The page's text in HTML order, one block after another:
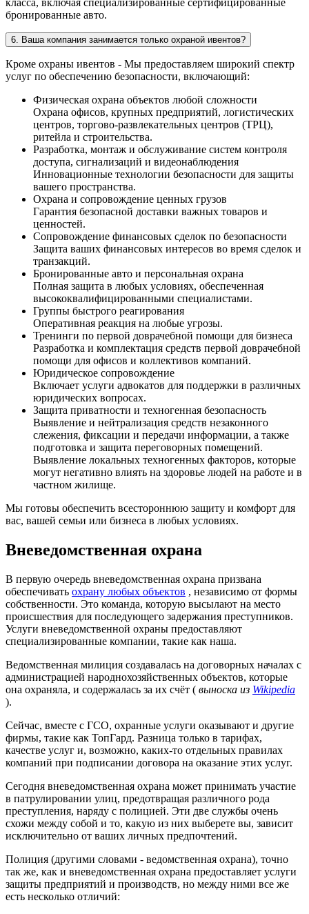
класса, включая специализированные сертифицированные
бронированные авто.
6. Ваша компания занимается только охраной ивентов?
Кроме охраны ивентов - Мы предоставляем широкий спектр
услуг по обеспечению безопасности, включающий:
Физическая охрана объектов любой сложности
Охрана офисов, крупных предприятий, логистических
центров, торгово-развлекательных центров (ТРЦ),
ритейла и строительства.
Разработка, монтаж и обслуживание систем контроля
доступа, сигнализаций и видеонаблюдения
Инновационные технологии безопасности для защиты
вашего пространства.
Охрана и сопровождение ценных грузов
Гарантия безопасной доставки важных товаров и
ценностей.
Сопровождение финансовых сделок по безопасности
Защита ваших финансовых интересов во время сделок и
транзакций.
Бронированные авто и персональная охрана
Полная защита в любых условиях, обеспеченная
высококвалифицированными специалистами.
Группы быстрого реагирования
Оперативная реакция на любые угрозы.
Тренинги по первой доврачебной помощи для бизнеса
Разработка и комплектация средств первой доврачебной
помощи для офисов и коллективов компаний.
Юридическое сопровождение
Включает услуги адвокатов для поддержки в различных
юридических вопросах.
Защита приватности и техногенная безопасность
Выявление и нейтрализация средств незаконного
слежения, фиксации и передачи информации, а также
подготовка и защита переговорных помещений.
Выявление локальных техногенных факторов, которые
могут негативно влиять на здоровье людей на работе и в
частном жилище.
Мы готовы обеспечить всестороннюю защиту и комфорт для
вас, вашей семьи или бизнеса в любых условиях.
Вневедомственная охрана
В первую очередь вневедомственная охрана призвана
обеспечивать охрану любых объектов , независимо от формы
собственности. Это команда, которую высылают на место
происшествия для последующего задержания преступников.
Услуги вневедомственной охраны предоставляют
специализированные компании, такие как наша.
Ведомственная милиция создавалась на договорных началах с
администрацией народнохозяйственных объектов, которые
она охраняла, и содержалась за их счёт ( выноска из Wikipedia
).
Сейчас, вместе с ГСО, охранные услуги оказывают и другие
фирмы, такие как ТопГард. Разница только в тарифах,
качестве услуг и, возможно, каких-то отдельных правилах
компаний при подписании договора на оказание этих услуг.
Сегодня вневедомственная охрана может принимать участие
в патрулировании улиц, предотвращая различного рода
преступления, наряду с полицией. Эти две службы очень
схожи между собой и то, какую из них выберете вы, зависит
исключительно от ваших личных предпочтений.
Полиция (другими словами - ведомственная охрана), точно
так же, как и вневедомственная охрана предоставляет услуги
защиты предприятий и производств, но между ними все же
есть несколько отличий: